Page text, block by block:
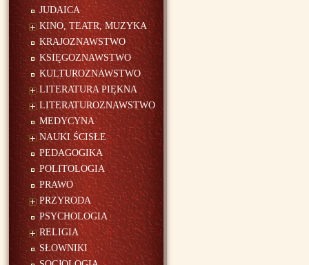
JUDAICA
KINO, TEATR, MUZYKA
KRAJOZNAWSTWO
KSIĘGOZNAWSTWO
KULTUROZNAWSTWO
LITERATURA PIĘKNA
LITERATUROZNAWSTWO
MEDYCYNA
NAUKI ŚCISŁE
PEDAGOGIKA
POLITOLOGIA
PRAWO
PRZYRODA
PSYCHOLOGIA
RELIGIA
SŁOWNIKI